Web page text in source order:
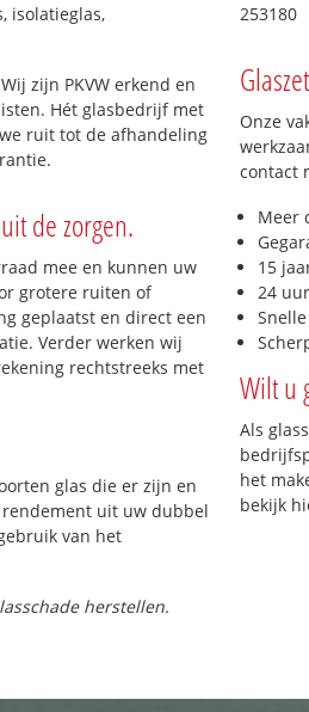
isolatieglas,
zijn PKVW erkend en
Hét glasbedrijf met
ruit tot de afhandeling
de zorgen.
mee en kunnen uw
grotere ruiten of
geplaatst en direct een
Verder werken wij
rechtstreeks met
glas die er zijn en
uit uw dubbel
van het
herstellen.
253180
Onze
contact
Meer
15
24
Wilt u
Als
het
bekijk